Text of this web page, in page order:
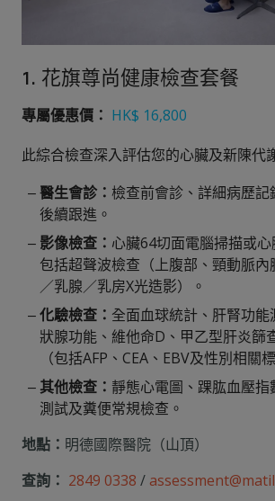
1. 花旗尊尚健康檢查套餐
專屬優惠價： HK$ 16,800
此綜合檢查深入評估您的心臟及新陳代
醫生會診： 檢查前會診、詳細病歷記
後續跟進。
影像檢查： 心臟64切面電腦掃描或
包括超聲波檢查（上腹部、頸動脈內
／乳腺／乳房X光造影）。
化驗檢查： 全面血球統計、肝腎功能
狀腺功能、維他命D、甲乙型肝炎篩
（包括AFP、CEA、EBV及性別相關
其他檢查： 靜態心電圖、踝肱血壓指
測試及糞便常規檢查。
地點： 明德國際醫院（山頂）
查詢： 2849 0338 /